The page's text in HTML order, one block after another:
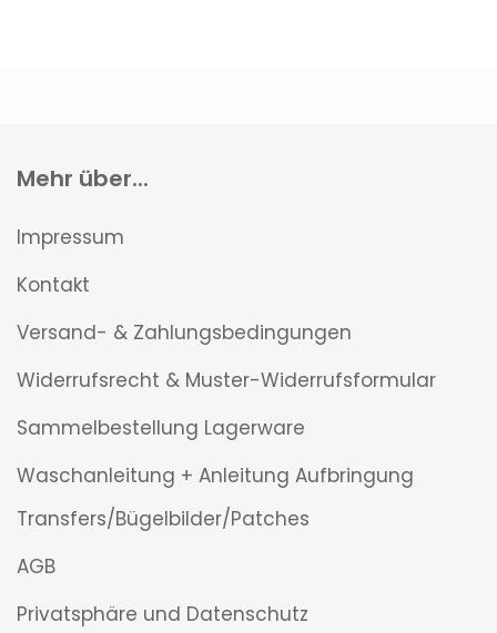
Mehr über...
Impressum
Kontakt
Versand- & Zahlungsbedingungen
Widerrufsrecht & Muster-Widerrufsformular
Sammelbestellung Lagerware
Waschanleitung + Anleitung Aufbringung
Transfers/Bügelbilder/Patches
AGB
Privatsphäre und Datenschutz